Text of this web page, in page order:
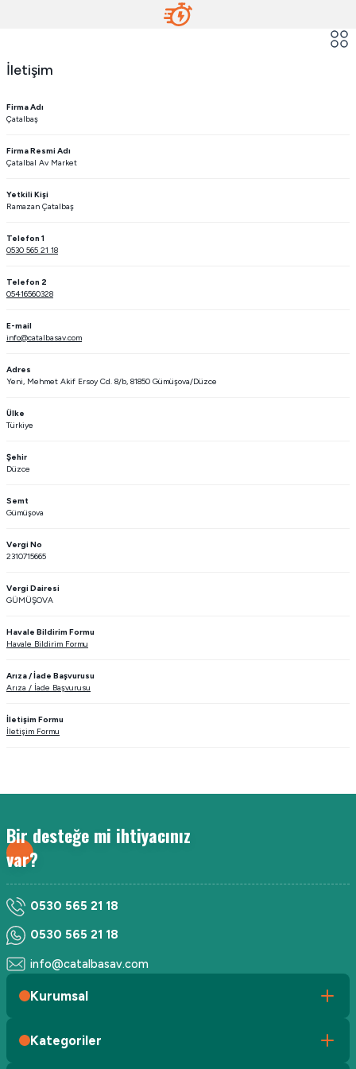
İletişim
Firma Adı
Çatalbaş
Firma Resmi Adı
Çatalbal Av Market
Yetkili Kişi
Ramazan Çatalbaş
Telefon 1
0530 565 21 18
Telefon 2
05416560328
E-mail
info@catalbasav.com
Adres
Yeni, Mehmet Akif Ersoy Cd. 8/b, 81850 Gümüşova/Düzce
Ülke
Türkiye
Şehir
Düzce
Semt
Gümüşova
Vergi No
2310715665
Vergi Dairesi
GÜMÜŞOVA
Havale Bildirim Formu
Havale Bildirim Formu
Arıza / İade Başvurusu
Arıza / İade Başvurusu
İletişim Formu
İletişim Formu
Bir desteğe mi ihtiyacınız
var?
0530 565 21 18
0530 565 21 18
info@catalbasav.com
Kurumsal
Kategoriler